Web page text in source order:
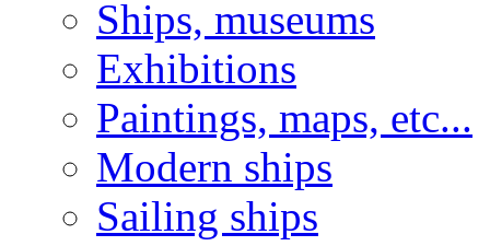
Ships, museums
Exhibitions
Paintings, maps, etc...
Modern ships
Sailing ships